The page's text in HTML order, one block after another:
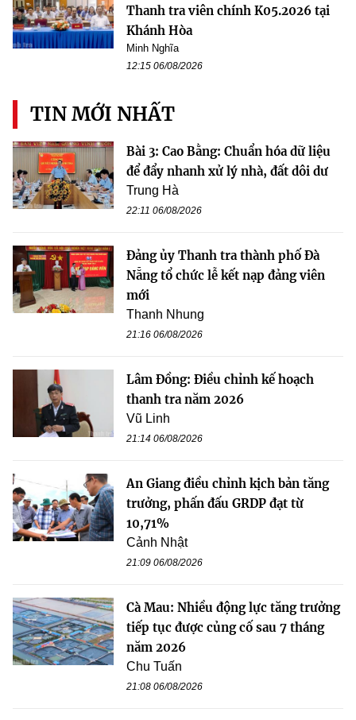
Thanh tra viên chính K05.2026 tại
Khánh Hòa
Minh Nghĩa
12:15 06/08/2026
TIN MỚI NHẤT
Bài 3: Cao Bằng: Chuẩn hóa dữ liệu
để đẩy nhanh xử lý nhà, đất dôi dư
Trung Hà
22:11 06/08/2026
Đảng ủy Thanh tra thành phố Đà
Nẵng tổ chức lễ kết nạp đảng viên
mới
Thanh Nhung
21:16 06/08/2026
Lâm Đồng: Điều chỉnh kế hoạch
thanh tra năm 2026
Vũ Linh
21:14 06/08/2026
An Giang điều chỉnh kịch bản tăng
trưởng, phấn đấu GRDP đạt từ
10,71%
Cảnh Nhật
21:09 06/08/2026
Cà Mau: Nhiều động lực tăng trưởng
tiếp tục được củng cố sau 7 tháng
năm 2026
Chu Tuấn
21:08 06/08/2026